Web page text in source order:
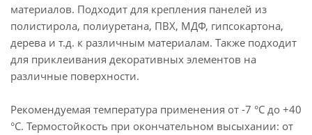
материалов. Подходит для крепления панелей из
полистирола, полиуретана, ПВХ, МДФ, гипсокартона,
дерева и т.д. к различным материалам. Также подходит
для приклеивания декоративных элементов на
различные поверхности.
Рекомендуемая температура применения от -7 °C до +40
°C. Термостойкость при окончательном высыхании: от